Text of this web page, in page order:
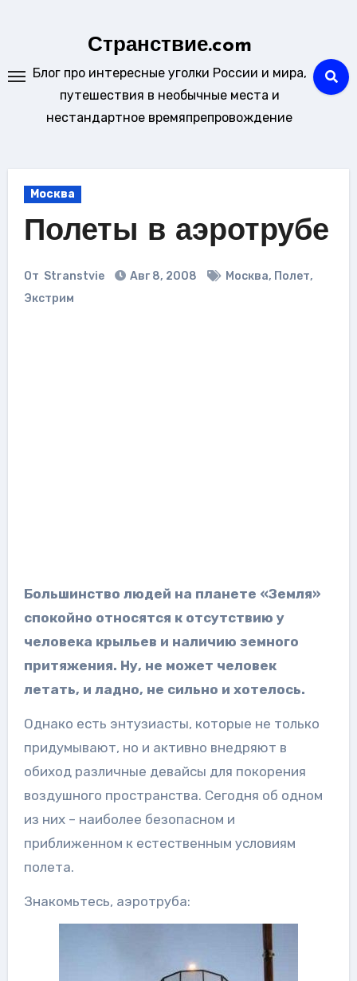
Странствие.com
Блог про интересные уголки России и мира,
путешествия в необычные места и
нестандартное времяпрепровождение
Москва
Полеты в аэротрубе
От Stranstvie Авг 8, 2008 Москва, Полет,
Экстрим
Большинство людей на планете «Земля»
спокойно относятся к отсутствию у
человека крыльев и наличию земного
притяжения. Ну, не может человек
летать, и ладно, не сильно и хотелось.
Однако есть энтузиасты, которые не только
придумывают, но и активно внедряют в
обиход различные девайсы для покорения
воздушного пространства. Сегодня об одном
из них – наиболее безопасном и
приближенном к естественным условиям
полета.
Знакомьтесь, аэротруба: